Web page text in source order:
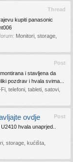
Thread
kupiti panasonic
Monitori, storage,
Post
i stavljena da
pozdrav i hvala svima...
telefoni, tableti, satovi,
Post
ovdje
hvala unaprjed..
storage, kućišta,